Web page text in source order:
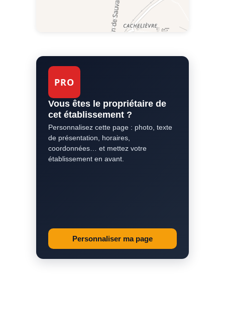
PRO
Vous êtes le propriétaire de
cet établissement ?
Personnalisez cette page : photo, texte
de présentation, horaires,
coordonnées… et mettez votre
établissement en avant.
Personnaliser ma page